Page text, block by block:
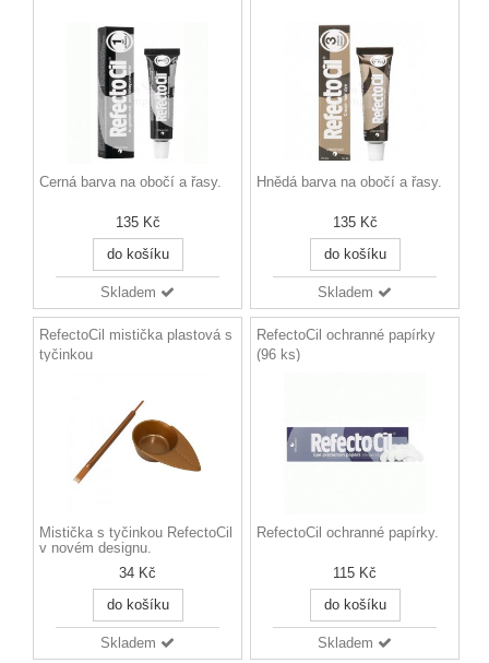
Černá barva na obočí a řasy.
135 Kč
do košíku
Skladem
Hnědá barva na obočí a řasy.
135 Kč
do košíku
Skladem
RefectoCil mistička plastová s
tyčinkou
Mistička s tyčinkou RefectoCil
v novém designu.
34 Kč
do košíku
Skladem
RefectoCil ochranné papírky
(96 ks)
RefectoCil ochranné papírky.
115 Kč
do košíku
Skladem